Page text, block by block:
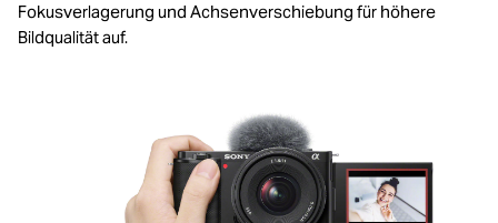
Fokusverlagerung und Achsenverschiebung für höhere
Bildqualität auf.